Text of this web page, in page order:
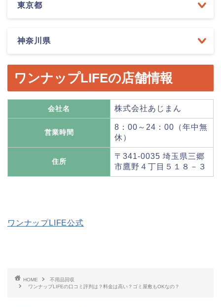
東京都
神奈川県
ワンナップLIFEの店舗情報
会社名 株式会社あじまん
営業時間
8：00～24：00（年中無
休）
住所
〒341-0035 埼玉県三郷
市鷹野４丁目５１８－３
ワンナップLIFE公式
HOME
不用品回収
ワンナップLIFEの口コミ評判は？料金は高い？ゴミ屋敷もOKなの？